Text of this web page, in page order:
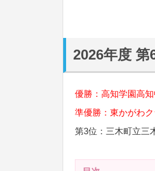
2026年度
優勝：高知学園高
準優勝：東かがわ
第3位：三木町立三